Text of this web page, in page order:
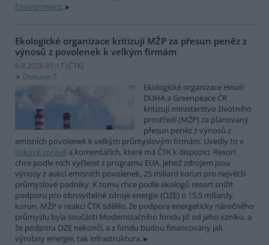
Environment.
Ekologické organizace kritizují MŽP za přesun peněz z
výnosů z povolenek k velkým firmám
6.8.2026 01:17 (ČTK)
Diskuse: 7
Ekologické organizace Hnutí
DUHA a Greenpeace ČR
kritizují ministerstvo životního
prostředí (MŽP) za plánovaný
přesun peněz z výnosů z
emisních povolenek k velkým průmyslovým firmám. Uvedly to v
tiskové zprávě a komentářích, které má ČTK k dispozici. Resort
chce podle nich vyčlenit z programu EUA, jehož zdrojem jsou
výnosy z aukcí emisních povolenek, 25 miliard korun pro největší
průmyslové podniky. K tomu chce podle ekologů resort snížit
podporu pro obnovitelné zdroje energie (OZE) o 15,5 miliardy
korun. MŽP v reakci ČTK sdělilo, že podpora energeticky náročného
průmyslu byla součástí Modernizačního fondu již od jeho vzniku, a
že podpora OZE nekončí, a z fondu budou financovány jak
výrobny energie, tak infrastruktura.